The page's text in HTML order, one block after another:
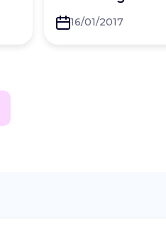
ton employabilité
16/01/2017